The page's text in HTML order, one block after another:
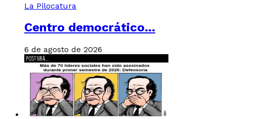
La Pilocatura
Centro democrático…
6 de agosto de 2026